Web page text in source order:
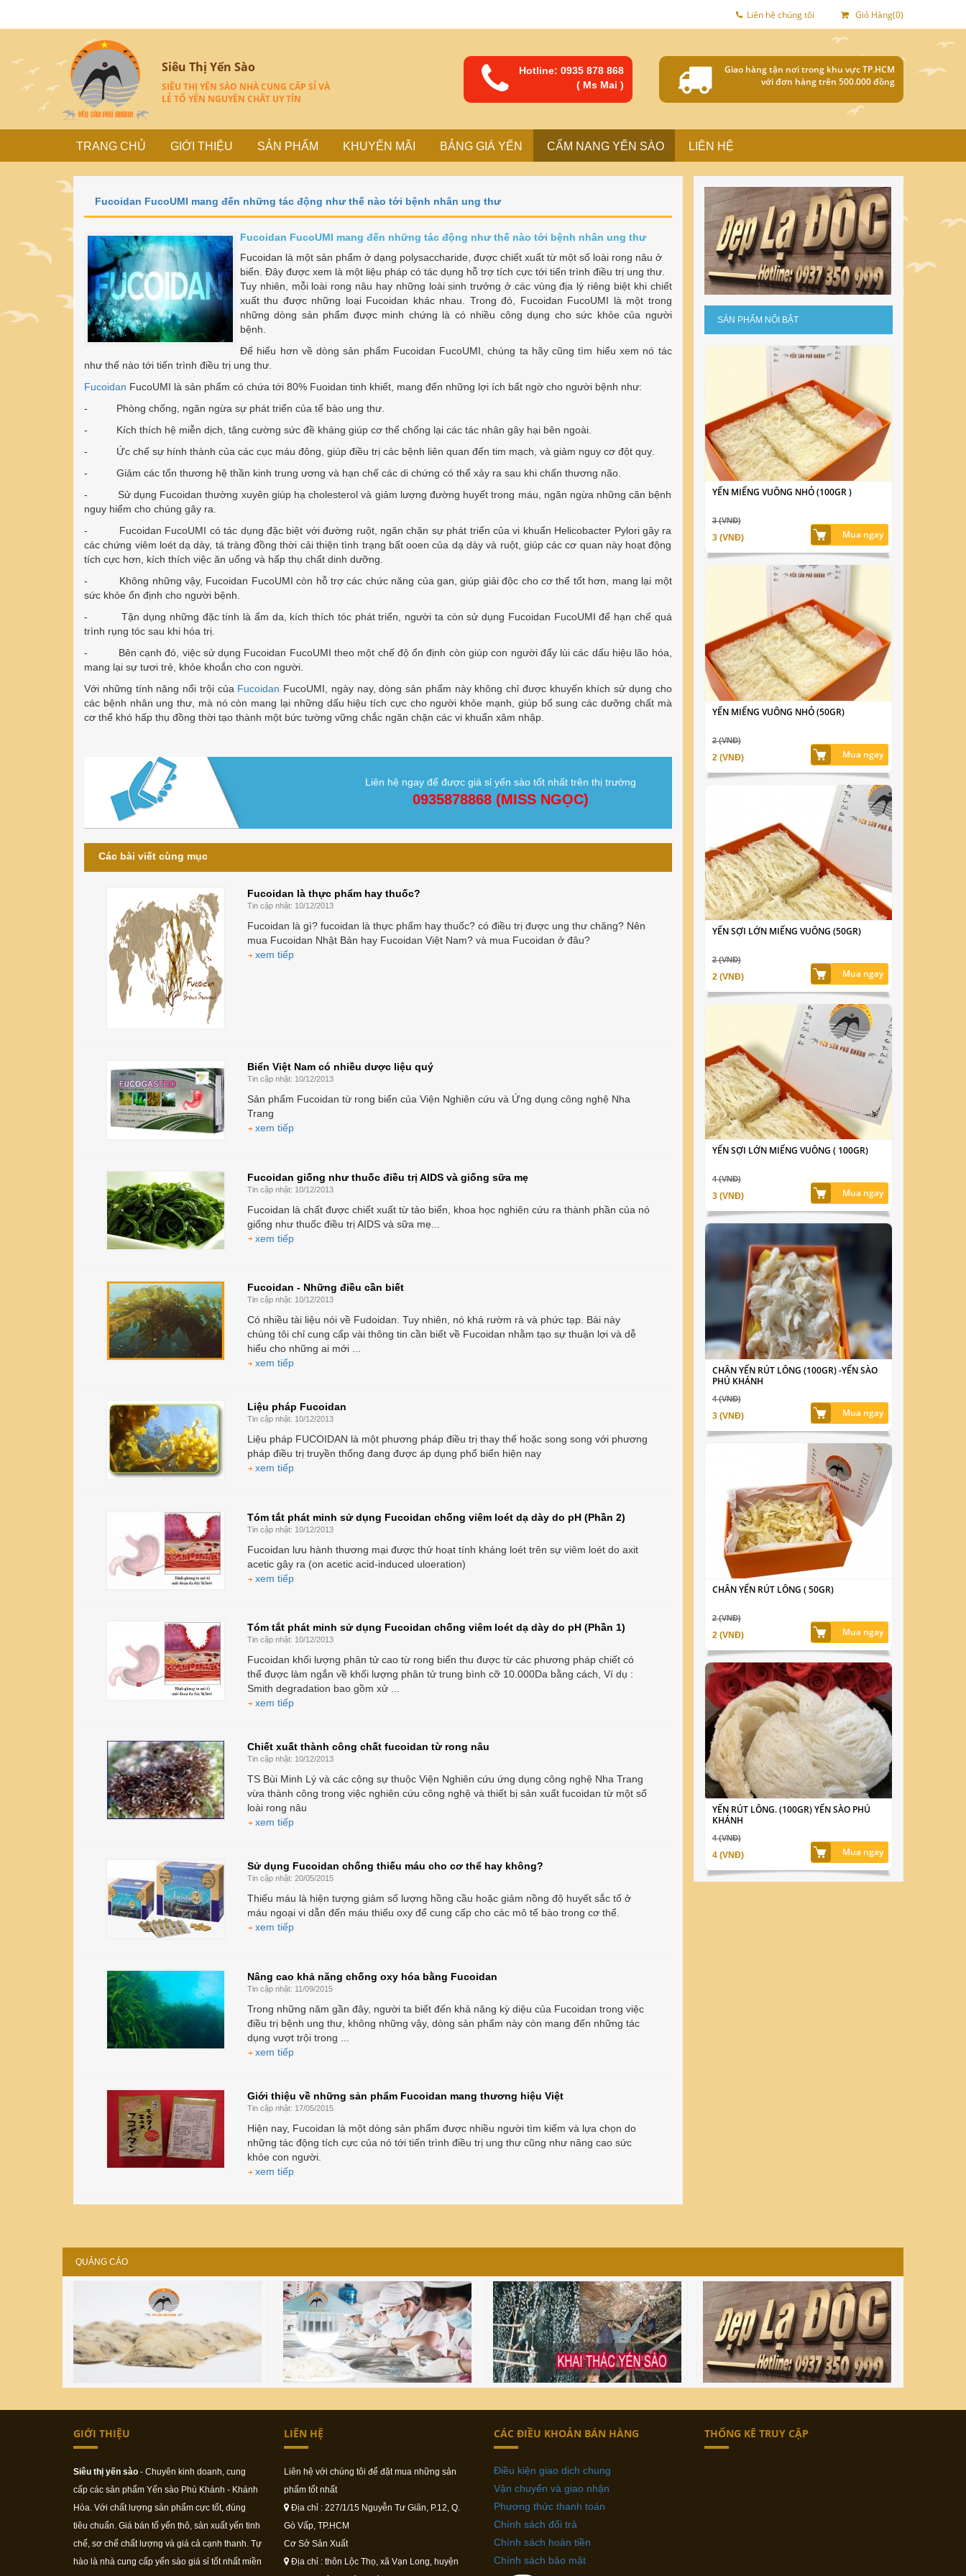
Liên hệ chúng tôi Giỏ Hàng(0)
Siêu Thị Yến Sào
SIÊU THỊ YẾN SÀO NHÀ CUNG CẤP SỈ VÀ
LẺ TỔ YẾN NGUYÊN CHẤT UY TÍN
Giao hàng tận nơi trong khu vực TP.HCM
với đơn hàng trên 500.000 đồng
Hotline: 0935 878 868
( Ms Mai )
TRANG CHỦ GIỚI THIỆU SẢN PHẨM KHUYẾN MÃI BẢNG GIÁ YẾN CẨM NANG YẾN SÀO LIÊN HỆ
Fucoidan FucoUMI mang đến những tác động như thế nào tới bệnh nhân ung thư
Fucoidan FucoUMI mang đến những tác động như thế nào tới bệnh nhân ung thư
Fucoidan là một sản phẩm ở dạng polysaccharide, được chiết xuất từ một số loài rong nâu ở
biển. Đây được xem là một liệu pháp có tác dụng hỗ trợ tích cực tới tiến trình điều trị ung thư.
Tuy nhiên, mỗi loài rong nâu hay những loài sinh trưởng ở các vùng địa lý riêng biệt khi chiết
xuất thu được những loại Fucoidan khác nhau. Trong đó, Fucoidan FucoUMI là một trong
những dòng sản phẩm được minh chứng là có nhiều công dụng cho sức khỏe của người
bệnh.
Để hiểu hơn về dòng sản phẩm Fucoidan FucoUMI, chúng ta hãy cũng tìm hiểu xem nó tác
như thế nào tới tiến trình điều trị ung thư.
Fucoidan FucoUMI là sản phẩm có chứa tới 80% Fuoidan tinh khiết, mang đến những lợi ích bất ngờ cho người bệnh như:
- Phòng chống, ngăn ngừa sự phát triển của tế bào ung thư.
- Kích thích hệ miễn dịch, tăng cường sức đề kháng giúp cơ thể chống lại các tác nhân gây hại bên ngoài.
- Ức chế sự hính thành của các cục máu đông, giúp điều trị các bệnh liên quan đến tim mạch, và giảm nguy cơ đột quỵ.
- Giảm các tổn thương hệ thần kinh trung ương và hạn chế các di chứng có thể xảy ra sau khi chấn thương não.
- Sử dụng Fucoidan thường xuyên giúp hạ cholesterol và giảm lượng đường huyết trong máu, ngăn ngừa những căn bệnh
nguy hiểm cho chúng gây ra.
- Fucoidan FucoUMI có tác dụng đặc biệt với đường ruột, ngăn chặn sự phát triển của vi khuẩn Helicobacter Pylori gây ra
các chứng viêm loét dạ dày, tá tràng đồng thời cải thiện tình trạng bất ooen của dạ dày và ruột, giúp các cơ quan này hoạt động
tích cực hơn, kích thích việc ăn uống và hấp thụ chất dinh dưỡng.
- Không những vậy, Fucoidan FucoUMI còn hỗ trợ các chức năng của gan, giúp giải độc cho cơ thể tốt hơn, mang lại một
sức khỏe ổn định cho người bệnh.
- Tận dụng những đặc tính là ẩm da, kích thích tóc phát triển, người ta còn sử dụng Fucoidan FucoUMI để hạn chế quá
trình rụng tóc sau khi hóa trị.
- Bên cạnh đó, việc sử dụng Fucoidan FucoUMI theo một chế độ ổn định còn giúp con người đẩy lùi các dấu hiệu lão hóa,
mang lại sự tươi trẻ, khỏe khoắn cho con người.
Với những tính năng nổi trội của Fucoidan FucoUMI, ngày nay, dòng sản phẩm này không chỉ được khuyến khích sử dụng cho
các bệnh nhân ung thư, mà nó còn mang lại những dấu hiệu tích cực cho người khỏe mạnh, giúp bổ sung các dưỡng chất mà
cơ thể khó hấp thụ đồng thời tạo thành một bức tường vững chắc ngăn chặn các vi khuẩn xâm nhập.
Liên hệ ngay để được giá sỉ yến sào tốt nhất trên thị trường
0935878868 (MISS NGỌC)
Các bài viết cùng mục
Fucoidan là thực phẩm hay thuốc?
Tin cập nhật: 10/12/2013
Fucoidan là gì? fucoidan là thực phẩm hay thuốc? có điều trị được ung thư chăng? Nên
mua Fucoidan Nhật Bản hay Fucoidan Việt Nam? và mua Fucoidan ở đâu?
xem tiếp
Biển Việt Nam có nhiều dược liệu quý
Tin cập nhật: 10/12/2013
Sản phẩm Fucoidan từ rong biển của Viện Nghiên cứu và Ứng dụng công nghệ Nha
Trang
xem tiếp
Fucoidan giống như thuốc điều trị AIDS và giống sữa mẹ
Tin cập nhật: 10/12/2013
Fucoidan là chất được chiết xuất từ tảo biển, khoa học nghiên cứu ra thành phần của nó
giống như thuốc điều trị AIDS và sữa mẹ...
xem tiếp
Fucoidan - Những điều cần biết
Tin cập nhật: 10/12/2013
Có nhiều tài liệu nói về Fudoidan. Tuy nhiên, nó khá rườm rà và phức tạp. Bài này
chúng tôi chỉ cung cấp vài thông tin cần biết về Fucoidan nhằm tạo sự thuận lợi và dễ
hiểu cho những ai mới ...
xem tiếp
Liệu pháp Fucoidan
Tin cập nhật: 10/12/2013
Liệu pháp FUCOIDAN là một phương pháp điều trị thay thế hoặc song song với phương
pháp điều trị truyền thống đang được áp dụng phổ biến hiện nay
xem tiếp
Tóm tắt phát minh sử dụng Fucoidan chống viêm loét dạ dày do pH (Phần 2)
Tin cập nhật: 10/12/2013
Fucoidan lưu hành thương mại được thử hoạt tính kháng loét trên sự viêm loét do axit
acetic gây ra (on acetic acid-induced uloeration)
xem tiếp
Tóm tắt phát minh sử dụng Fucoidan chống viêm loét dạ dày do pH (Phần 1)
Tin cập nhật: 10/12/2013
Fucoidan khối lượng phân tử cao từ rong biển thu được từ các phương pháp chiết có
thể được làm ngắn về khối lượng phân tử trung bình cỡ 10.000Da bằng cách, Ví dụ :
Smith degradation bao gồm xử ...
xem tiếp
Chiết xuất thành công chất fucoidan từ rong nâu
Tin cập nhật: 10/12/2013
TS Bùi Minh Lý và các cộng sự thuộc Viện Nghiên cứu ứng dụng công nghệ Nha Trang
vừa thành công trong việc nghiên cứu công nghệ và thiết bị sản xuất fucoidan từ một số
loài rong nâu
xem tiếp
Sử dụng Fucoidan chống thiếu máu cho cơ thể hay không?
Tin cập nhật: 20/05/2015
Thiếu máu là hiện tượng giảm số lượng hồng cầu hoặc giảm nồng độ huyết sắc tố ở
máu ngoại vi dẫn đến máu thiếu oxy để cung cấp cho các mô tế bào trong cơ thể.
xem tiếp
Nâng cao khả năng chống oxy hóa bằng Fucoidan
Tin cập nhật: 11/09/2015
Trong những năm gần đây, người ta biết đến khả năng kỳ diệu của Fucoidan trong việc
điều trị bệnh ung thư, không những vậy, dòng sản phẩm này còn mang đến những tác
dụng vượt trội trong ...
xem tiếp
Giới thiệu về những sản phẩm Fucoidan mang thương hiệu Việt
Tin cập nhật: 17/05/2015
Hiện nay, Fucoidan là một dòng sản phẩm được nhiều người tìm kiếm và lựa chọn do
những tác động tích cực của nó tới tiến trình điều trị ung thư cũng như nâng cao sức
khỏe con người.
xem tiếp
SẢN PHẨM NỔI BẬT
YẾN MIẾNG VUÔNG NHỎ (100GR )
3 (VNĐ)
3 (VNĐ) Mua ngay
YẾN MIẾNG VUÔNG NHỎ (50GR)
2 (VNĐ)
2 (VNĐ) Mua ngay
YẾN SỢI LỚN MIẾNG VUÔNG (50GR)
2 (VNĐ)
2 (VNĐ) Mua ngay
YẾN SỢI LỚN MIẾNG VUÔNG ( 100GR)
4 (VNĐ)
3 (VNĐ) Mua ngay
CHÂN YẾN RÚT LÔNG (100GR) -YẾN SÀO
PHÚ KHÁNH
4 (VNĐ)
3 (VNĐ) Mua ngay
CHÂN YẾN RÚT LÔNG ( 50GR)
2 (VNĐ)
2 (VNĐ) Mua ngay
YẾN RÚT LÔNG. (100GR) YẾN SÀO PHÚ
KHÁNH
4 (VNĐ)
4 (VNĐ) Mua ngay
QUẢNG CÁO
GIỚI THIỆU
Siêu thị yến sào - Chuyên kinh doanh, cung
cấp các sản phẩm Yến sào Phú Khánh - Khánh
Hòa. Với chất lượng sản phẩm cực tốt, đúng
tiêu chuẩn. Giá bán tổ yến thô, sản xuất yến tinh
chế, sơ chế chất lượng và giá cả cạnh thanh. Tự
hào là nhà cung cấp yến sào giá sỉ tốt nhất miền
LIÊN HỆ
Liên hệ với chúng tôi để đặt mua những sản
phẩm tốt nhất
Địa chỉ : 227/1/15 Nguyễn Tư Giãn, P.12, Q.
Gò Vấp, TP.HCM
Cơ Sở Sản Xuất
Địa chỉ : thôn Lộc Thọ, xã Vạn Long, huyện
CÁC ĐIỀU KHOẢN BÁN HÀNG
Điều kiện giao dịch chung
Vận chuyển và giao nhận
Phương thức thanh toán
Chính sách đổi trả
Chính sách hoàn tiền
Chính sách bảo mật
THỐNG KÊ TRUY CẬP